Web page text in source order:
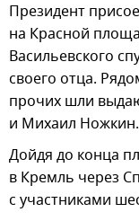
Президент
на Красной
Васильевского
своего отца.
прочих шли
и Михаил Ножкин.
Дойдя до конца
в Кремль через
с участниками